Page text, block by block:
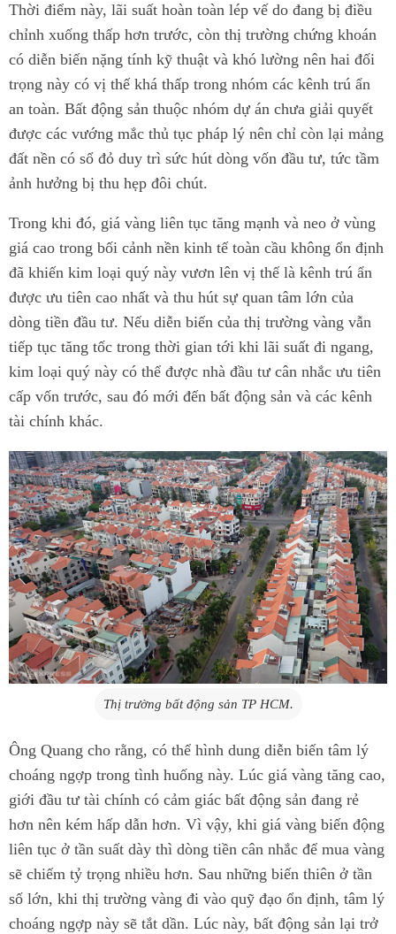
Thời điểm này, lãi suất hoàn toàn lép vế do đang bị điều
chỉnh xuống thấp hơn trước, còn thị trường chứng khoán
có diễn biến nặng tính kỹ thuật và khó lường nên hai đối
trọng này có vị thế khá thấp trong nhóm các kênh trú ẩn
an toàn. Bất động sản thuộc nhóm dự án chưa giải quyết
được các vướng mắc thủ tục pháp lý nên chỉ còn lại mảng
đất nền có sổ đỏ duy trì sức hút dòng vốn đầu tư, tức tầm
ảnh hưởng bị thu hẹp đôi chút.
Trong khi đó, giá vàng liên tục tăng mạnh và neo ở vùng
giá cao trong bối cảnh nền kinh tế toàn cầu không ổn định
đã khiến kim loại quý này vươn lên vị thế là kênh trú ẩn
được ưu tiên cao nhất và thu hút sự quan tâm lớn của
dòng tiền đầu tư. Nếu diễn biến của thị trường vàng vẫn
tiếp tục tăng tốc trong thời gian tới khi lãi suất đi ngang,
kim loại quý này có thể được nhà đầu tư cân nhắc ưu tiên
cấp vốn trước, sau đó mới đến bất động sản và các kênh
tài chính khác.
Thị trường bất động sản TP HCM.
Ông Quang cho rằng, có thể hình dung diễn biến tâm lý
choáng ngợp trong tình huống này. Lúc giá vàng tăng cao,
giới đầu tư tài chính có cảm giác bất động sản đang rẻ
hơn nên kém hấp dẫn hơn. Vì vậy, khi giá vàng biến động
liên tục ở tần suất dày thì dòng tiền cân nhắc để mua vàng
sẽ chiếm tỷ trọng nhiều hơn. Sau những biến thiên ở tần
số lớn, khi thị trường vàng đi vào quỹ đạo ổn định, tâm lý
choáng ngợp này sẽ tắt dần. Lúc này, bất động sản lại trở